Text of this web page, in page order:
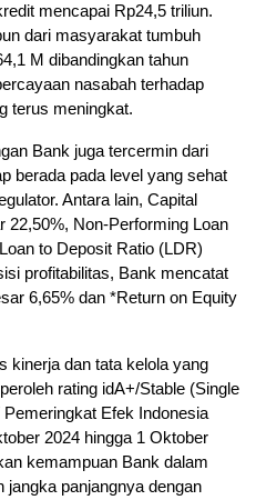
mencapai Rp24,5 triliun.
dari masyarakat tumbuh
M dibandingkan tahun
nasabah terhadap
terus meningkat.
Bank juga tercermin dari
berada pada level yang sehat
Antara lain, Capital
Non-Performing Loan
to Deposit Ratio (LDR)
profitabilitas, Bank mencatat
6,65% dan *Return on Equity
kinerja dan tata kelola yang
rating idA+/Stable (Single
Efek Indonesia
2024 hingga 1 Oktober
kemampuan Bank dalam
jangka panjangnya dengan